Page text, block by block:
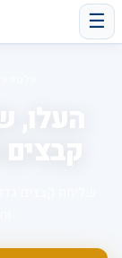
☰
העלו,